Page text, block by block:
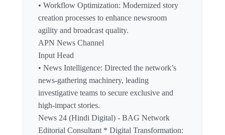
• Workflow Optimization: Modernized story
creation processes to enhance newsroom
agility and broadcast quality.
APN News Channel
Input Head
• News Intelligence: Directed the network’s
news-gathering machinery, leading
investigative teams to secure exclusive and
high-impact stories.
News 24 (Hindi Digital) - BAG Network
Editorial Consultant * Digital Transformation: